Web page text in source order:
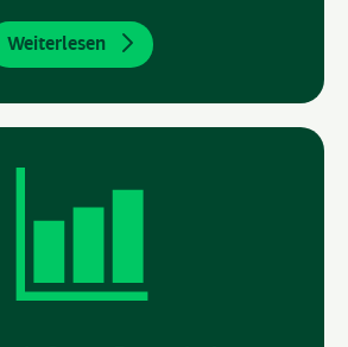
Weiterlesen